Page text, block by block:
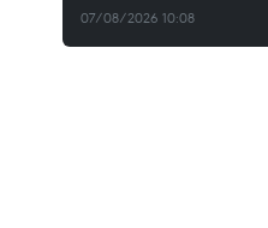
07/08/2026 10:08